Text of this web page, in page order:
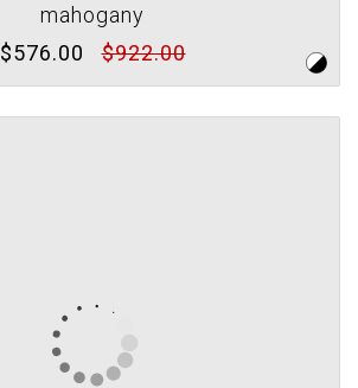
mahogany
$576.00
$922.00